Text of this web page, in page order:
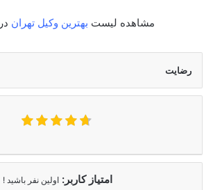
مشاهده لیست بهترین وکیل تهران
رضایت
امتیاز کاربر: اولین نفر باشید !